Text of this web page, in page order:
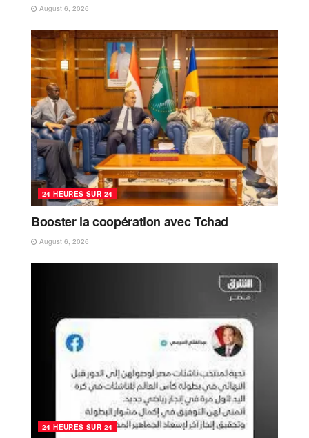
August 6, 2026
24 HEURES SUR 24
Booster la coopération avec Tchad
August 6, 2026
24 HEURES SUR 24